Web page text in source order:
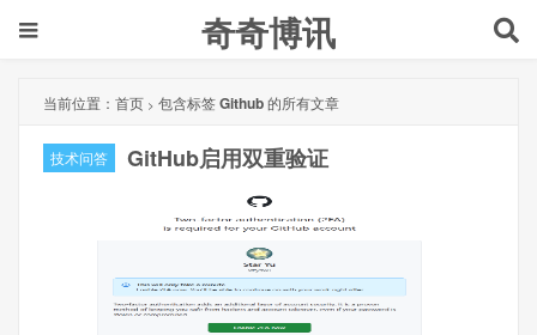
奇奇博讯
当前位置： 首页 > 包含标签Github的所有文章
技术问答 GitHub启用双重验证